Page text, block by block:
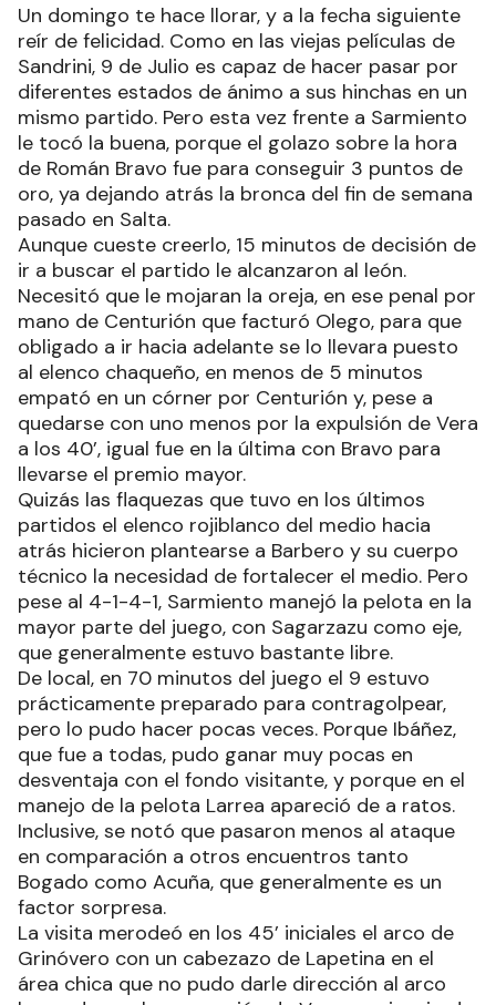
Un domingo te hace llorar, y a la fecha siguiente
reír de felicidad. Como en las viejas películas de
Sandrini, 9 de Julio es capaz de hacer pasar por
diferentes estados de ánimo a sus hinchas en un
mismo partido. Pero esta vez frente a Sarmiento
le tocó la buena, porque el golazo sobre la hora
de Román Bravo fue para conseguir 3 puntos de
oro, ya dejando atrás la bronca del fin de semana
pasado en Salta.
Aunque cueste creerlo, 15 minutos de decisión de
ir a buscar el partido le alcanzaron al león.
Necesitó que le mojaran la oreja, en ese penal por
mano de Centurión que facturó Olego, para que
obligado a ir hacia adelante se lo llevara puesto
al elenco chaqueño, en menos de 5 minutos
empató en un córner por Centurión y, pese a
quedarse con uno menos por la expulsión de Vera
a los 40’, igual fue en la última con Bravo para
llevarse el premio mayor.
Quizás las flaquezas que tuvo en los últimos
partidos el elenco rojiblanco del medio hacia
atrás hicieron plantearse a Barbero y su cuerpo
técnico la necesidad de fortalecer el medio. Pero
pese al 4-1-4-1, Sarmiento manejó la pelota en la
mayor parte del juego, con Sagarzazu como eje,
que generalmente estuvo bastante libre.
De local, en 70 minutos del juego el 9 estuvo
prácticamente preparado para contragolpear,
pero lo pudo hacer pocas veces. Porque Ibáñez,
que fue a todas, pudo ganar muy pocas en
desventaja con el fondo visitante, y porque en el
manejo de la pelota Larrea apareció de a ratos.
Inclusive, se notó que pasaron menos al ataque
en comparación a otros encuentros tanto
Bogado como Acuña, que generalmente es un
factor sorpresa.
La visita merodeó en los 45’ iniciales el arco de
Grinóvero con un cabezazo de Lapetina en el
área chica que no pudo darle dirección al arco